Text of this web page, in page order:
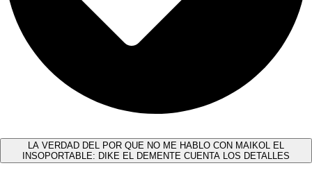
LA VERDAD DEL POR QUE NO ME HABLO CON MAIKOL EL
INSOPORTABLE: DIKE EL DEMENTE CUENTA LOS DETALLES